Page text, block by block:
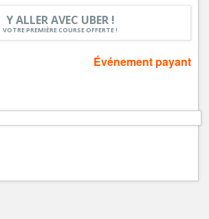
Y ALLER AVEC UBER !
VOTRE PREMIÈRE COURSE OFFERTE !
Événement payant